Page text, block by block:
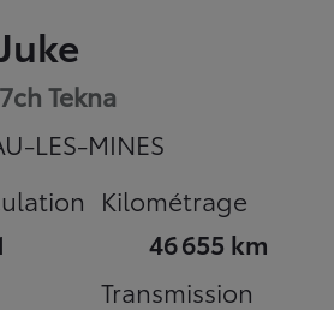
Tekna
LES-MINES
Kilométrage
46 655 km
Transmission